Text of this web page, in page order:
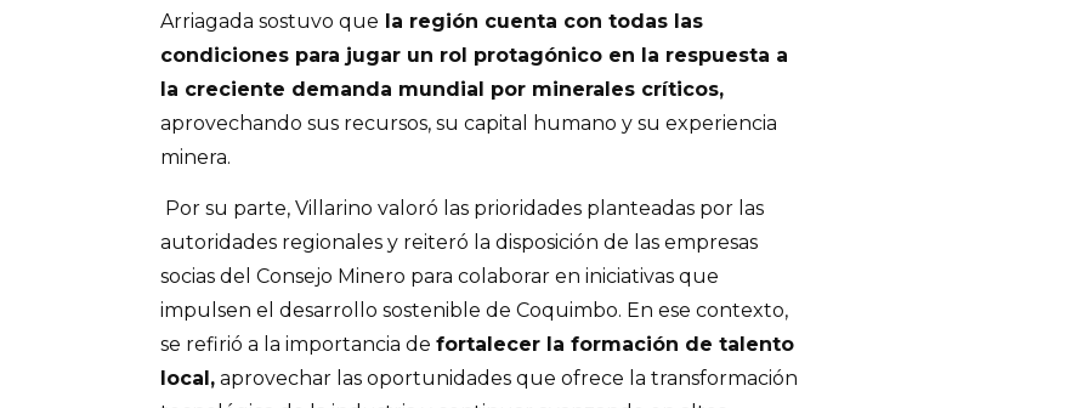
Arriagada sostuvo que la región cuenta con todas las
condiciones para jugar un rol protagónico en la respuesta a
la creciente demanda mundial por minerales críticos,
aprovechando sus recursos, su capital humano y su experiencia
minera.
Por su parte, Villarino valoró las prioridades planteadas por las
autoridades regionales y reiteró la disposición de las empresas
socias del Consejo Minero para colaborar en iniciativas que
impulsen el desarrollo sostenible de Coquimbo. En ese contexto,
se refirió a la importancia de fortalecer la formación de talento
local, aprovechar las oportunidades que ofrece la transformación